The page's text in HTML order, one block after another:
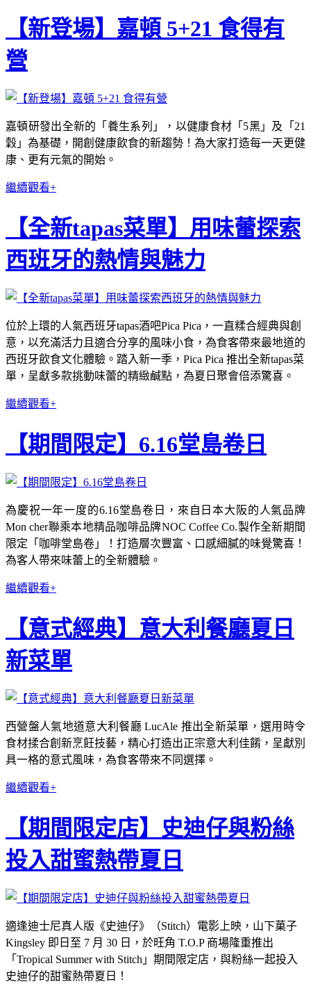
【新登場】嘉頓 5+21 食得有
營
嘉頓研發出全新的「養生系列」，以健康食材「5黑」及「21
穀」為基礎，開創健康飲食的新趨勢！為大家打造每一天更健
康、更有元氣的開始。
繼續觀看+
【全新tapas菜單】用味蕾探索
西班牙的熱情與魅力
位於上環的人氣西班牙tapas酒吧Pica Pica，一直糅合經典與創
意，以充滿活力且適合分享的風味小食，為食客帶來最地道的
西班牙飲食文化體驗。踏入新一季，Pica Pica 推出全新tapas菜
單，呈獻多款挑動味蕾的精緻鹹點，為夏日聚會倍添驚喜。
繼續觀看+
【期間限定】6.16堂島卷日
為慶祝一年一度的6.16堂島卷日，來自日本大阪的人氣品牌
Mon cher聯乘本地精品咖啡品牌NOC Coffee Co.製作全新期間
限定「咖啡堂島卷」！打造層次豐富、口感細膩的味覺驚喜！
為客人帶來味蕾上的全新體驗。
繼續觀看+
【意式經典】意大利餐廳夏日
新菜單
西營盤人氣地道意大利餐廳 LucAle 推出全新菜單，選用時令
食材揉合創新烹飪技藝，精心打造出正宗意大利佳餚，呈獻別
具一格的意式風味，為食客帶來不同選擇。
繼續觀看+
【期間限定店】史迪仔與粉絲
投入甜蜜熱帶夏日
適逢迪士尼真人版《史迪仔》（Stitch）電影上映，山下菓子
Kingsley 即日至 7 月 30 日，於旺角 T.O.P 商場隆重推出
「Tropical Summer with Stitch」期間限定店，與粉絲一起投入
史迪仔的甜蜜熱帶夏日！